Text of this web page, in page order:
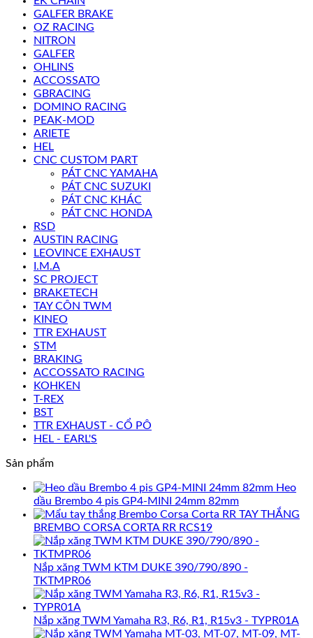
GALFER BRAKE
OZ RACING
NITRON
GALFER
OHLINS
ACCOSSATO
GBRACING
DOMINO RACING
PEAK-MOD
ARIETE
HEL
CNC CUSTOM PART
PÁT CNC YAMAHA
PÁT CNC SUZUKI
PÁT CNC KHÁC
PÁT CNC HONDA
RSD
AUSTIN RACING
LEOVINCE EXHAUST
I.M.A
SC PROJECT
BRAKETECH
TAY CÔN TWM
KINEO
TTR EXHAUST
STM
BRAKING
ACCOSSATO RACING
KOHKEN
T-REX
BST
TTR EXHAUST - CỔ PÔ
HEL - EARL'S
Sản phẩm
Heo
dầu Brembo 4 pis GP4-MINI 24mm 82mm
TAY THẮNG
BREMBO CORSA CORTA RR RCS19
Nắp xăng TWM KTM DUKE 390/790/890 -
TKTMPR06
Nắp xăng TWM Yamaha R3, R6, R1, R15v3 - TYPR01A